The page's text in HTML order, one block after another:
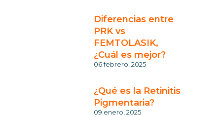
Diferencias entre
PRK vs
FEMTOLASIK,
¿Cuál es mejor?
06 febrero, 2025
¿Qué es la Retinitis
Pigmentaria?
09 enero, 2025